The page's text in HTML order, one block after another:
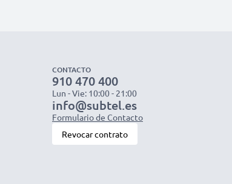
CONTACTO
910 470 400
Lun - Vie: 10:00 - 21:00
info@subtel.es
Formulario de Contacto
Revocar contrato